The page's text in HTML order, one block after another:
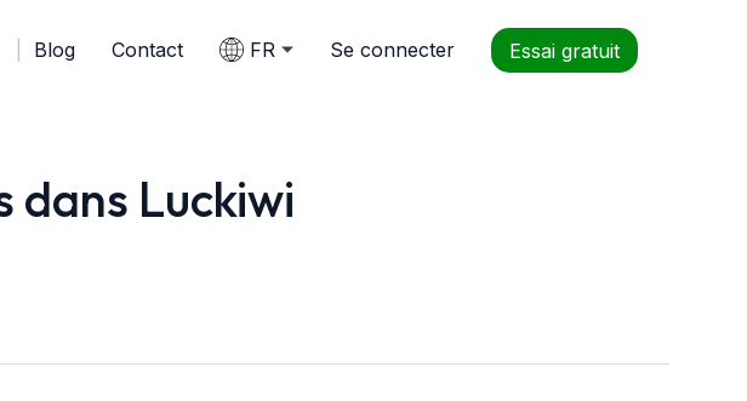
Blog Contact FR Se connecter Essai gratuit
dans Luckiwi